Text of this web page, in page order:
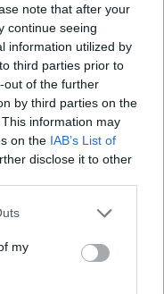
note that after your
continue seeing
information utilized by
third parties prior to
out of the further
by third parties on the
information may
on the IAB’s List of
disclose it to other
one or more Google
You may click to
third-party tags to
in below Google
my
elő
fel Nora
személyes
. A 20. század